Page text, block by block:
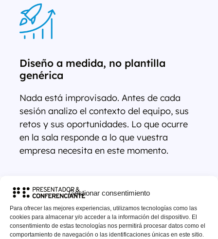
Gestionar consentimiento
Para ofrecer las mejores experiencias, utilizamos tecnologías como las
cookies para almacenar y/o acceder a la información del dispositivo. El
consentimiento de estas tecnologías nos permitirá procesar datos como el
comportamiento de navegación o las identificaciones únicas en este sitio.
Diseño a medida, no plantilla
genérica
Nada está improvisado. Antes de cada
sesión analizo el contexto del equipo, sus
retos y sus oportunidades. Lo que ocurre
en la sala responde a lo que vuestra
empresa necesita en este momento.